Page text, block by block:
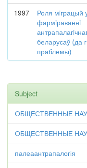
1997
Роля мiграцый
фармiраваннi
беларусаў (да
праблемы)
Subject
ОБЩЕСТВЕННЫЕ
ОБЩЕСТВЕННЫЕ
палеаантрапалогія